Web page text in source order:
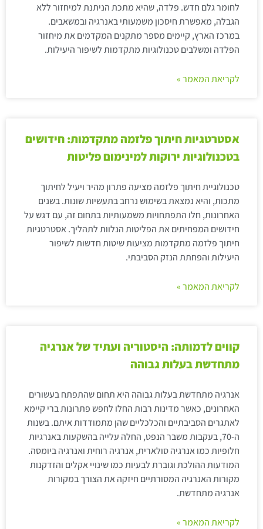
לחומר גלם חדש. פלדה, שהיא מתכת הניתנת למיחזור ללא
הגבלה, מאפשרת חיסכון משמעותי באנרגיה ובמשאבים.
במרכז הארץ, קיימים מספר מתקנים המקדמים את מיחזור
הפלדה ומשלבים טכנולוגיות מתקדמות לשיפור היעילות.
לקריאת המאמר »
אסטרטגיות חיתוך פלזמה מתקדמות: חידושים
בטכנולוגיות ירוקות למינימום פליטות
טכנולוגיית חיתוך פלזמה מציעה פתרון מהיר ויעיל לחיתוך
מתכות, והיא נמצאת בשימוש נרחב בתעשיות שונות. בשנים
האחרונות, חלו התפתחויות משמעותיות בתחום זה, עם דגש על
חידושים המפחיתים את הפליטות הנלוות לתהליך. אסטרטגיות
חיתוך פלזמה מתקדמות מציעות שיטות חדשות לשיפור
היעילות והפחתת הנזק הסביבתי.
לקריאת המאמר »
קווים לדמותה: היסטוריה ועתיד של אנרגיה
מתחדשת בעלות גבוהה
אנרגיה מתחדשת בעלות גבוהה היא תחום שהתפתח בעשורים
האחרונים, כאשר מדינות רבות החלו לחפש פתרונות ברי קיימא
לאתגרים הסביבתיים והכלכליים שהן מתמודדות איתם. בשנות
ה-70, בעקבות משבר הנפט, החלה עלייה בהשקעות באנרגיות
חלופיות כמו אנרגיה סולארית, אנרגיה רוחית ואנרגיה ביומסה.
המודעות ההולכת וגוברת לבעיות כמו שינויי אקלים והזדקנות
מקורות האנרגיה המסורתיים חיזקה את הצורך במקורות
אנרגיה מתחדשת.
לקריאת המאמר »